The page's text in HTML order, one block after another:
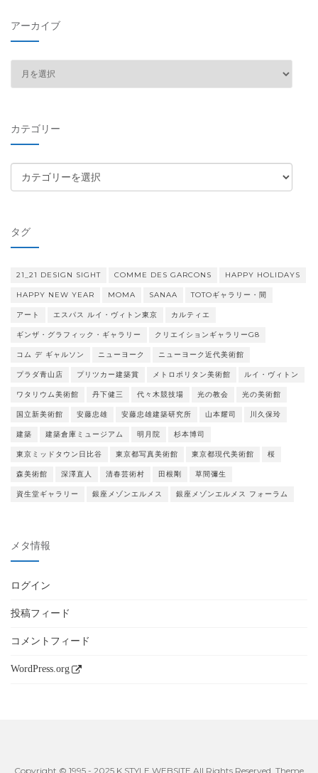
アーカイブ
ブ
カテゴリー
テ
ー
タグ
21_21 DESIGN SIGHT COMME DES GARCONS HAPPY HOLIDAYS
HAPPY NEW YEAR MOMA SANAA TOTOギャラリー・間
アート エスパス ルイ・ヴィトン東京 カルティエ
ギンザ・グラフィック・ギャラリー クリエイションギャラリーG8
コム デ ギャルソン ニューヨーク ニューヨーク近代美術館
プラダ青山店 プリツカー建築賞 メトロポリタン美術館 ルイ・ヴィトン
ワタリウム美術館 丹下健三 代々木競技場 光の教会 光の美術館
国立新美術館 安藤忠雄 安藤忠雄建築研究所 山本耀司 川久保玲
建築 建築倉庫ミュージアム 明月院 杉本博司
東京ミッドタウン日比谷 東京都写真美術館 東京都現代美術館 桜
森美術館 深澤直人 清春芸術村 田根剛 草間彌生
資生堂ギャラリー 銀座メゾンエルメス 銀座メゾンエルメス フォーラム
メタ情報
ログイン
投稿フィード
コメントフィード
WordPress.org
Copyright © 1995 - 2025 K STYLE WEBSITE All Rights Reserved. Theme